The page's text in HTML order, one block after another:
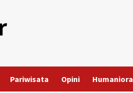
Pariwisata Opini Humaniora